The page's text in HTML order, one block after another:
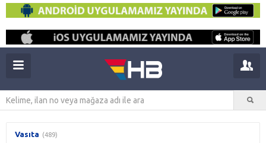
Vasıta (489)